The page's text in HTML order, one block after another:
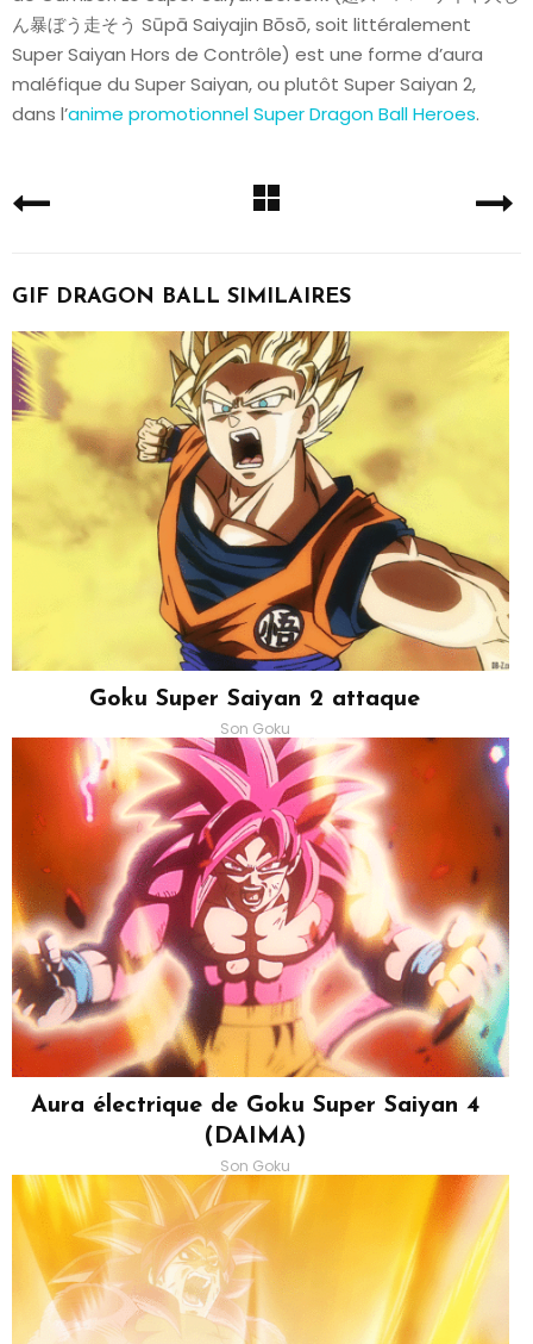
ん暴ぼう走そう Sūpā Saiyajin Bōsō, soit littéralement
Super Saiyan Hors de Contrôle) est une forme d’aura
maléfique du Super Saiyan, ou plutôt Super Saiyan 2,
dans l’anime promotionnel Super Dragon Ball Heroes.
GIF DRAGON BALL SIMILAIRES
Goku Super Saiyan 2 attaque
Son Goku
Aura électrique de Goku Super Saiyan 4
(DAIMA)
Son Goku